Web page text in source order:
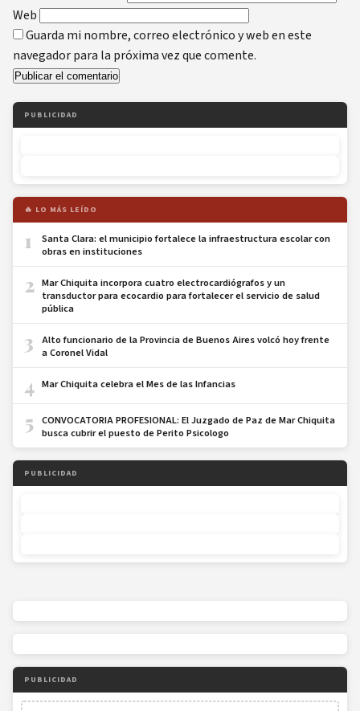
Web
Guarda mi nombre, correo electrónico y web en este
navegador para la próxima vez que comente.
PUBLICIDAD
🔥 LO MÁS LEÍDO
1
Santa Clara: el municipio fortalece la infraestructura escolar con
obras en instituciones
2 Mar Chiquita incorpora cuatro electrocardiógrafos y un
transductor para ecocardio para fortalecer el servicio de salud
pública
3
Alto funcionario de la Provincia de Buenos Aires volcó hoy frente
a Coronel Vidal
4 Mar Chiquita celebra el Mes de las Infancias
5
CONVOCATORIA PROFESIONAL: El Juzgado de Paz de Mar Chiquita
busca cubrir el puesto de Perito Psicologo
PUBLICIDAD
PUBLICIDAD